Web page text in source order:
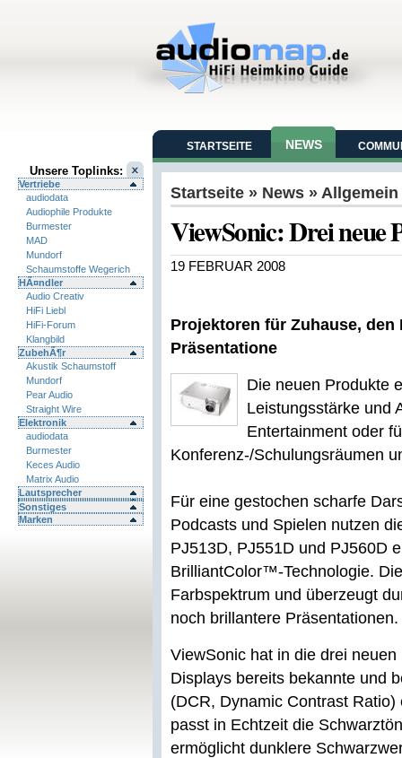
Unsere Toplinks:
Vertriebe
audiodata
Audiophile Produkte
Burmester
MAD
Mundorf
Schaumstoffe Wegerich
HÃ¤ndler
Audio Creativ
HiFi Liebl
HiFi-Forum
Klangbild
ZubehÃ¶r
Akustik Schaumstoff
Mundorf
Pear Audio
Straight Wire
Elektronik
audiodata
Burmester
Keces Audio
Matrix Audio
Lautsprecher
Sonstiges
Marken
STARTSEITE NEWS
Startseite » News » Allgemein
ViewSonic: Drei neue
19 FEBRUAR 2008
Projektoren für Zuhause,
Präsentatione
Die neuen Produkte
Leistungsstärke und
Entertainment oder
Konferenz-/Schulungsräumen
Für eine gestochen scharfe
Podcasts und Spielen nutzen
PJ513D, PJ551D und PJ560D
BrilliantColor™-Technologie.
Farbspektrum und überzeugt
noch brillantere Präsentationen.
ViewSonic hat in die drei
Displays bereits bekannte und
(DCR, Dynamic Contrast
passt in Echtzeit die
ermöglicht dunklere